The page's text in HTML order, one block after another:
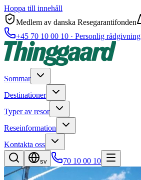
Hoppa till innehåll
Medlem av danska Resegarantifonden
+45 70 10 00 10 · Personlig rådgivning
Sommar
Destinationer
Typer av resor
Reseinformation
Kontakta oss
sv 70 10 00 10